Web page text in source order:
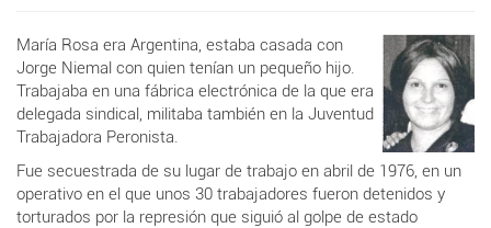
María Rosa era Argentina, estaba casada con
Jorge Niemal con quien tenían un pequeño hijo.
Trabajaba en una fábrica electrónica de la que era
delegada sindical, militaba también en la Juventud
Trabajadora Peronista.
Fue secuestrada de su lugar de trabajo en abril de 1976, en un
operativo en el que unos 30 trabajadores fueron detenidos y
torturados por la represión que siguió al golpe de estado